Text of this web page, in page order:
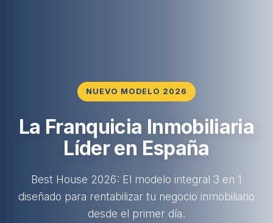
NUEVO MODELO 2026
La Franquicia Inmobiliaria
Líder en España
Best House 2026: El modelo integral 3 en 1
diseñado para rentabilizar tu negocio inmobiliario
desde el primer día.